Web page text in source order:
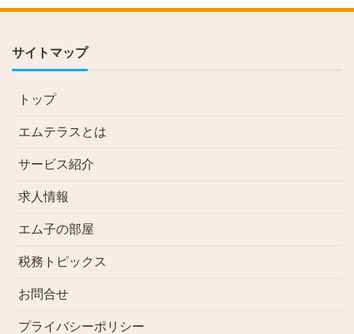
サイトマップ
トップ
エムテラスとは
サービス紹介
求人情報
エム子の部屋
税務トピックス
お問合せ
プライバシーポリシー